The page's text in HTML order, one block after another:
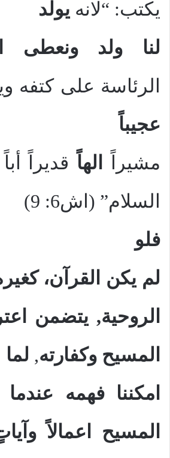
يكتب: “لانه يولد
لنا ولد
ونعطى
الرئاسة على كتفه
عجيباً
مشيراً
الهاً قديراً
السلام” (اش6: 9)
فلو
لم يكن القرآن،
الروحية, يتضمن
المسيح وكفارته, لما
امكننا فهمه
المسيح اعمالاً